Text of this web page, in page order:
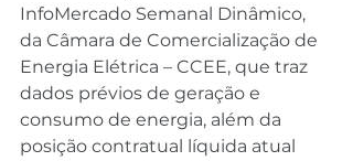
InfoMercado Semanal Dinâmico,
da Câmara de Comercialização de
Energia Elétrica – CCEE, que traz
dados prévios de geração e
consumo de energia, além da
posição contratual líquida atual